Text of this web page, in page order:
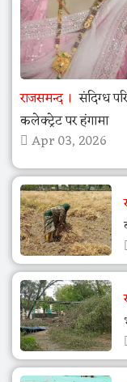
राजसमन्द
संदिग्ध
कलेक्ट्रेट पर हंगामा
Apr 03, 2026